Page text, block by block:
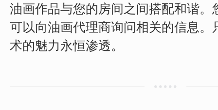
油画作品与您的房间之间搭配和谐。
可以向油画代理商询问相关的信息。
术的魅力永恒渗透。